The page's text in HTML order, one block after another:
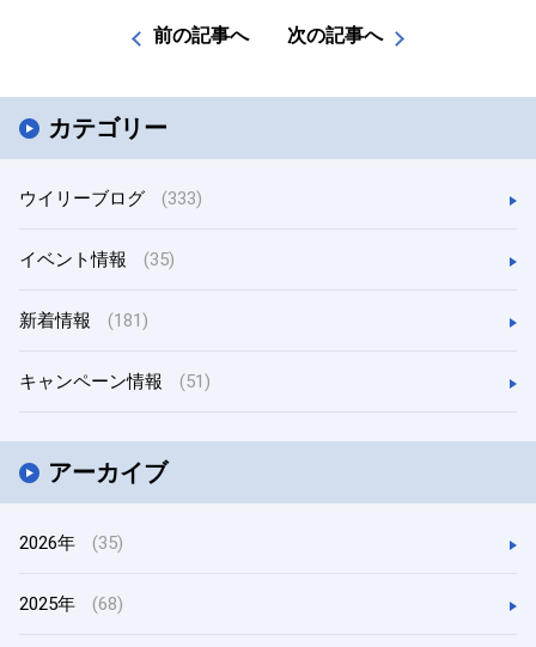
カテゴリー
ウイリーブログ (333)
イベント情報 (35)
新着情報 (181)
キャンペーン情報 (51)
アーカイブ
2026年 (35)
2025年 (68)
前の記事へ 次の記事へ